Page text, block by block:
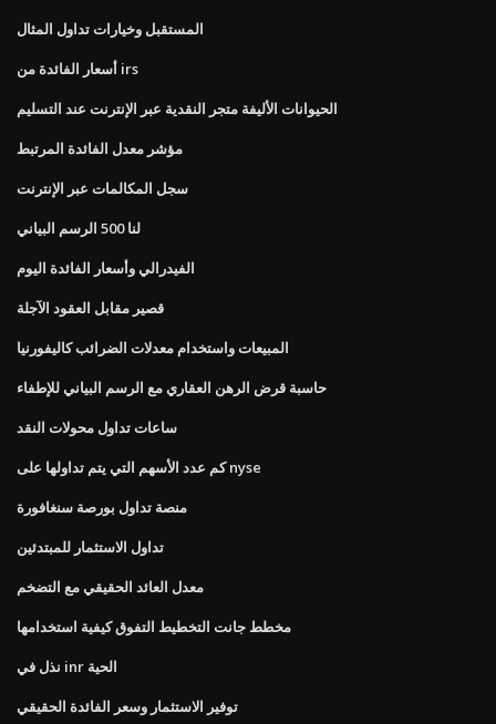
المستقبل وخيارات تداول المثال
أسعار الفائدة من irs
الحيوانات الأليفة متجر النقدية عبر الإنترنت عند التسليم
مؤشر معدل الفائدة المرتبط
سجل المكالمات عبر الإنترنت
لنا 500 الرسم البياني
الفيدرالي وأسعار الفائدة اليوم
قصير مقابل العقود الآجلة
المبيعات واستخدام معدلات الضرائب كاليفورنيا
حاسبة قرض الرهن العقاري مع الرسم البياني للإطفاء
ساعات تداول محولات النقد
كم عدد الأسهم التي يتم تداولها على nyse
منصة تداول بورصة سنغافورة
تداول الاستثمار للمبتدئين
معدل العائد الحقيقي مع التضخم
مخطط جانت التخطيط التفوق كيفية استخدامها
نذل في inr الحية
توفير الاستثمار وسعر الفائدة الحقيقي